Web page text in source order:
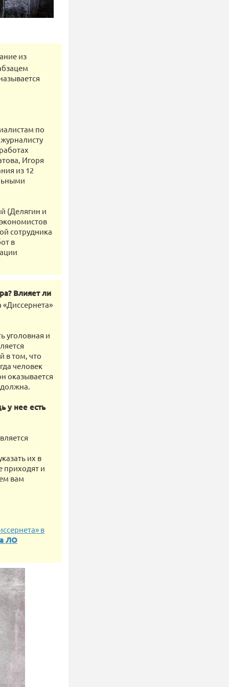
из
по
Игоря
из 12
(Делягин и
сотрудника
в
Влияет ли
уголовная и
в том, что
человек
оказывается
у нее есть
их в
приходят и
вам
в
ЛО